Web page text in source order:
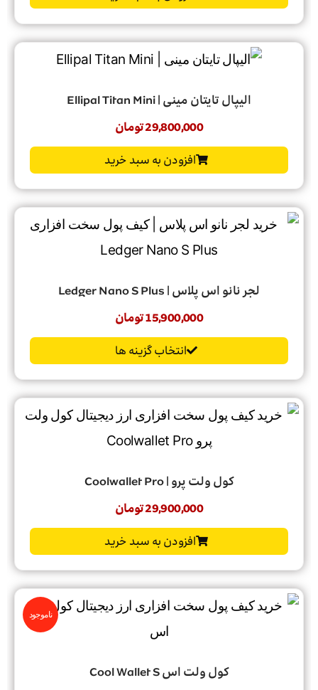
الیپال تایتان مینی | Ellipal Titan Mini
29,800,000تومان
افزودن به سبد خرید
لجر نانو اس پلاس | Ledger Nano S Plus
15,900,000تومان
انتخاب گزینه ها
کول ولت پرو | Coolwallet Pro
29,900,000تومان
افزودن به سبد خرید
کول ولت اس Cool Wallet S
ناموجود